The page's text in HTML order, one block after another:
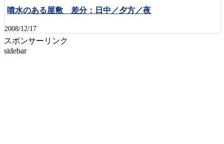
噴水のある屋敷 差分：日中／夕方／夜
2008/12/17
スポンサーリンク
sidebar